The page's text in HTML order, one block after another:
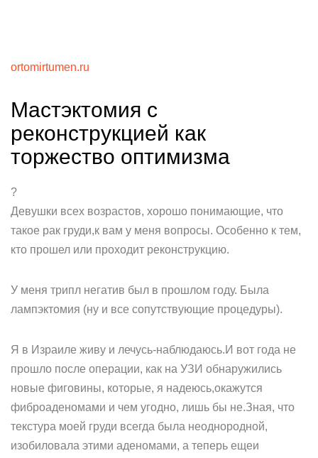
ortomirtumen.ru
Мастэктомия с
реконструкцией как
торжество оптимизма
?
Девушки всех возрастов, хорошо понимающие, что
такое рак груди,к вам у меня вопросы. Особенно к тем,
кто прошел или проходит реконструкцию.
У меня трипл негатив был в прошлом году. Была
лампэктомия (ну и все сопутствующие процедуры).
Я в Израиле живу и лечусь-наблюдаюсь.И вот года не
прошло после операции, как на УЗИ обнаружились
новые фиговины, которые, я надеюсь,окажутся
фиброаденомами и чем угодно, лишь бы не.Зная, что
текстура моей груди всегда была неоднородной,
изобиловала этими аденомами, а теперь ещеи